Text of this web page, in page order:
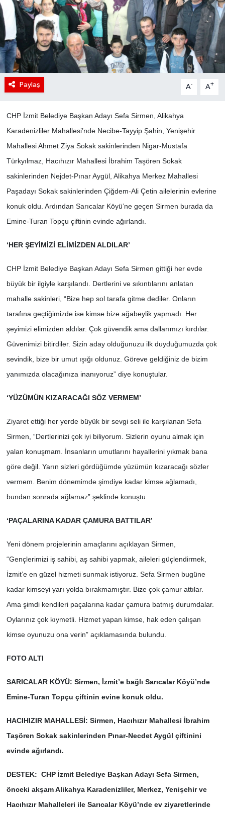
Paylaş A- A+
CHP İzmit Belediye Başkan Adayı Sefa Sirmen, Alikahya
Karadenizliler Mahallesi’nde Necibe-Tayyip Şahin, Yenişehir
Mahallesi Ahmet Ziya Sokak sakinlerinden Nigar-Mustafa
Türkyılmaz, Hacıhızır Mahallesi İbrahim Taşören Sokak
sakinlerinden Nejdet-Pınar Aygül, Alikahya Merkez Mahallesi
Paşadayı Sokak sakinlerinden Çiğdem-Ali Çetin ailelerinin evlerine
konuk oldu. Ardından Sarıcalar Köyü’ne geçen Sirmen burada da
Emine-Turan Topçu çiftinin evinde ağırlandı.
‘HER ŞEYİMİZİ ELİMİZDEN ALDILAR’
CHP İzmit Belediye Başkan Adayı Sefa Sirmen gittiği her evde
büyük bir ilgiyle karşılandı. Dertlerini ve sıkıntılarını anlatan
mahalle sakinleri, “Bize hep sol tarafa gitme dediler. Onların
tarafına geçtiğimizde ise kimse bize ağabeylik yapmadı. Her
şeyimizi elimizden aldılar. Çok güvendik ama dallarımızı kırdılar.
Güvenimizi bitirdiler. Sizin aday olduğunuzu ilk duyduğumuzda çok
sevindik, bize bir umut ışığı oldunuz. Göreve geldiğiniz de bizim
yanımızda olacağınıza inanıyoruz” diye konuştular.
‘YÜZÜMÜN KIZARACAĞI SÖZ VERMEM’
Ziyaret ettiği her yerde büyük bir sevgi seli ile karşılanan Sefa
Sirmen, “Dertlerinizi çok iyi biliyorum. Sizlerin oyunu almak için
yalan konuşmam. İnsanların umutlarını hayallerini yıkmak bana
göre değil. Yarın sizleri gördüğümde yüzümün kızaracağı sözler
vermem. Benim dönemimde şimdiye kadar kimse ağlamadı,
bundan sonrada ağlamaz” şeklinde konuştu.
‘PAÇALARINA KADAR ÇAMURA BATTILAR’
Yeni dönem projelerinin amaçlarını açıklayan Sirmen,
“Gençlerimizi iş sahibi, aş sahibi yapmak, aileleri güçlendirmek,
İzmit’e en güzel hizmeti sunmak istiyoruz. Sefa Sirmen bugüne
kadar kimseyi yarı yolda bırakmamıştır. Bize çok çamur attılar.
Ama şimdi kendileri paçalarına kadar çamura batmış durumdalar.
Oylarınız çok kıymetli. Hizmet yapan kimse, hak eden çalışan
kimse oyunuzu ona verin” açıklamasında bulundu.
FOTO ALTI
SARICALAR KÖYÜ: Sirmen, İzmit’e bağlı Sarıcalar Köyü’nde
Emine-Turan Topçu çiftinin evine konuk oldu.
HACIHIZIR MAHALLESİ: Sirmen, Hacıhızır Mahallesi İbrahim
Taşören Sokak sakinlerinden Pınar-Necdet Aygül çiftinini
evinde ağırlandı.
DESTEK: CHP İzmit Belediye Başkan Adayı Sefa Sirmen,
önceki akşam Alikahya Karadenizliler, Merkez, Yenişehir ve
Hacıhızır Mahalleleri ile Sarıcalar Köyü’nde ev ziyaretlerinde